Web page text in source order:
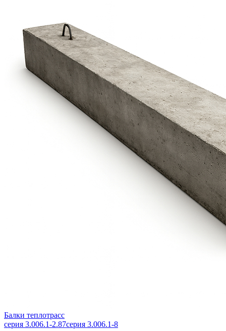
Балки теплотрасс
серия 3.006.1-2.87серия 3.006.1-8